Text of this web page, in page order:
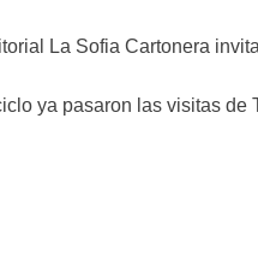
La Sofia Cartonera
ya pasaron las visitas de